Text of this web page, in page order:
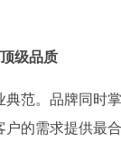
级品质
范。品牌同时
的需求提供最